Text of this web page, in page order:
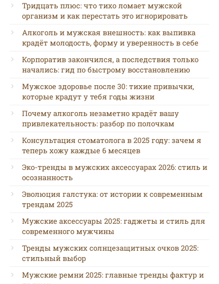
Тридцать плюс: что тихо ломает мужской
организм и как перестать это игнорировать
Алкоголь и мужская внешность: как выпивка
крадёт молодость, форму и уверенность в себе
Корпоратив закончился, а последствия только
начались: гид по быстрому восстановлению
Мужское здоровье после 30: тихие привычки,
которые крадут у тебя годы жизни
Почему алкоголь незаметно крадёт вашу
привлекательность: разбор по полочкам
Консультация стоматолога в 2025 году: зачем я
теперь хожу каждые 6 месяцев
Эко-тренды в мужских аксессуарах 2026: стиль и
осознанность
Эволюция галстука: от истории к современным
трендам 2025
Мужские аксессуары 2025: гаджеты и стиль для
современного мужчины
Тренды мужских солнцезащитных очков 2025:
стильный выбор
Мужские ремни 2025: главные тренды фактур и